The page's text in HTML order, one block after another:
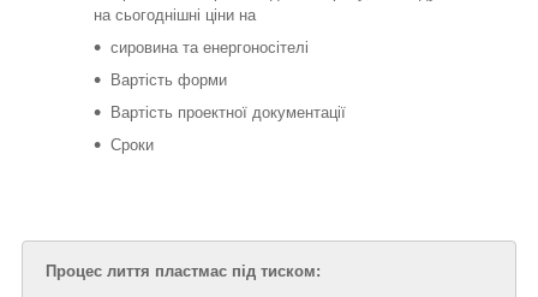
на сьогоднішні ціни на
сировина та енергоносітелі
Вартість форми
Вартість проектної документації
Сроки
Процес лиття пластмас під тиском: